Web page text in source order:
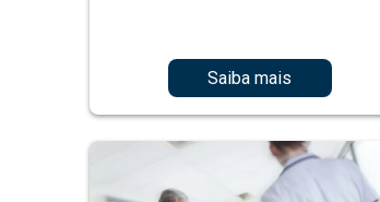
Saiba mais